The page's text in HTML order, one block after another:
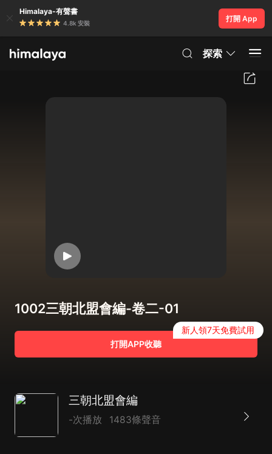
Himalaya-有聲書
4.8k 安裝
打開 App
探索
1002三朝北盟會編-卷二-01
打開APP收聽
新人領7天免費試用
三朝北盟會編
-次播放 1483條聲音